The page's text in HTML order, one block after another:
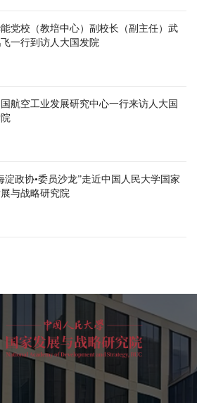
党校（教培中心）副校长（副主任）武
一行到访人大国发院
航空工业发展研究中心一行来访人大国
淀政协•委员沙龙”走近中国人民大学国家
与战略研究院